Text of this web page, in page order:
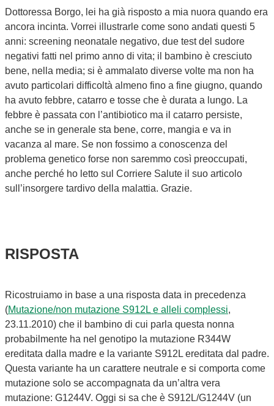
Dottoressa Borgo, lei ha già risposto a mia nuora quando era
ancora incinta. Vorrei illustrarle come sono andati questi 5
anni: screening neonatale negativo, due test del sudore
negativi fatti nel primo anno di vita; il bambino è cresciuto
bene, nella media; si è ammalato diverse volte ma non ha
avuto particolari difficoltà almeno fino a fine giugno, quando
ha avuto febbre, catarro e tosse che è durata a lungo. La
febbre è passata con l’antibiotico ma il catarro persiste,
anche se in generale sta bene, corre, mangia e va in
vacanza al mare. Se non fossimo a conoscenza del
problema genetico forse non saremmo così preoccupati,
anche perché ho letto sul Corriere Salute il suo articolo
sull’insorgere tardivo della malattia. Grazie.
RISPOSTA
Ricostruiamo in base a una risposta data in precedenza
(Mutazione/non mutazione S912L e alleli complessi,
23.11.2010) che il bambino di cui parla questa nonna
probabilmente ha nel genotipo la mutazione R344W
ereditata dalla madre e la variante S912L ereditata dal padre.
Questa variante ha un carattere neutrale e si comporta come
mutazione solo se accompagnata da un’altra vera
mutazione: G1244V. Oggi si sa che è S912L/G1244V (un